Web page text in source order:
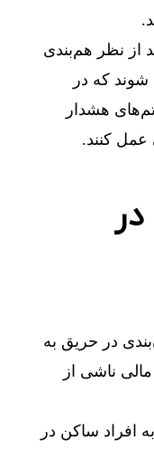
از نظر هم‌بندی
که در
هشدار
عمل کنند.
در حریق به
ناشی از
افراد ساکن در